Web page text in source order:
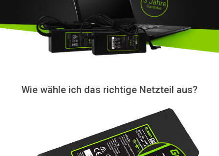
Wie wähle ich das richtige Netzteil aus?